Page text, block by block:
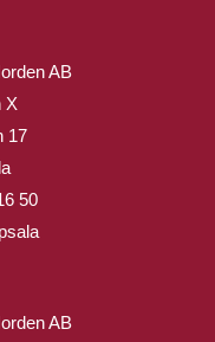
AB
X
17
50
AB